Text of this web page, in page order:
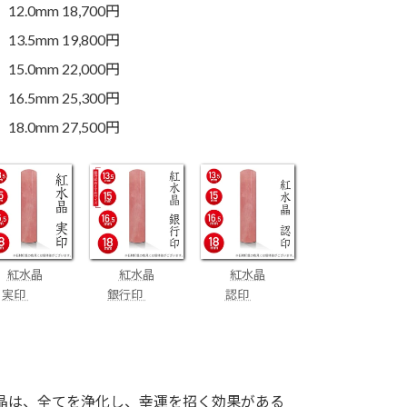
12.0mm 18,700円
13.5mm 19,800円
15.0mm 22,000円
16.5mm 25,300円
18.0mm 27,500円
紅水晶
実印
紅水晶
銀行印
紅水晶
認印
は、全てを浄化し、幸運を招く効果がある